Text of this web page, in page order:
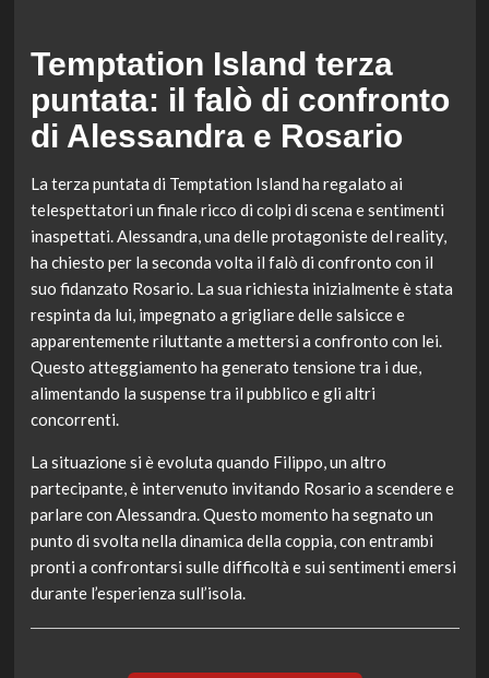
Temptation Island terza
puntata: il falò di confronto
di Alessandra e Rosario
La terza puntata di Temptation Island ha regalato ai
telespettatori un finale ricco di colpi di scena e sentimenti
inaspettati. Alessandra, una delle protagoniste del reality,
ha chiesto per la seconda volta il falò di confronto con il
suo fidanzato Rosario. La sua richiesta inizialmente è stata
respinta da lui, impegnato a grigliare delle salsicce e
apparentemente riluttante a mettersi a confronto con lei.
Questo atteggiamento ha generato tensione tra i due,
alimentando la suspense tra il pubblico e gli altri
concorrenti.
La situazione si è evoluta quando Filippo, un altro
partecipante, è intervenuto invitando Rosario a scendere e
parlare con Alessandra. Questo momento ha segnato un
punto di svolta nella dinamica della coppia, con entrambi
pronti a confrontarsi sulle difficoltà e sui sentimenti emersi
durante l’esperienza sull’isola.